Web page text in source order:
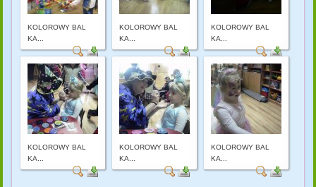
KOLOROWY BAL
KA...
KOLOROWY BAL
KA...
KOLOROWY BAL
KA...
KOLOROWY BAL
KA...
KOLOROWY BAL
KA...
KOLOROWY BAL
KA...